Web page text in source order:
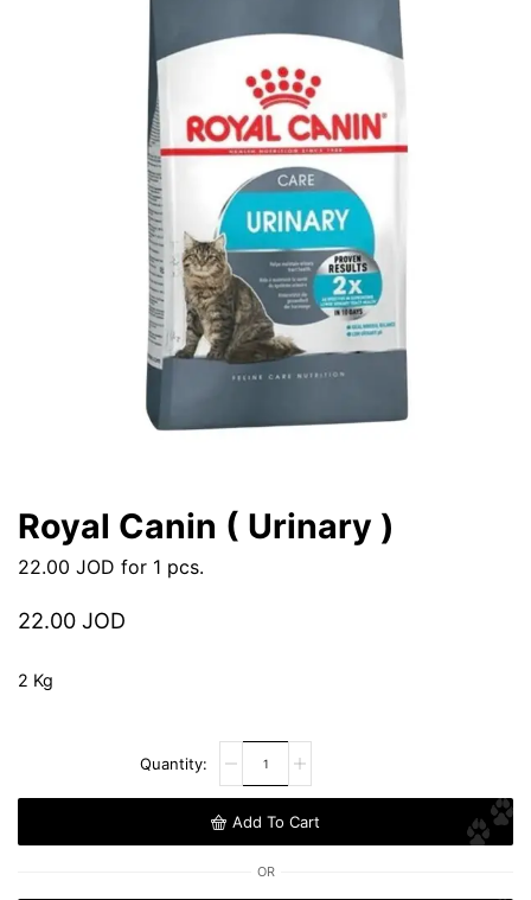
Royal Canin ( Urinary )
22.00 JOD for 1 pcs.
22.00 JOD
2 Kg
Add To Cart
OR